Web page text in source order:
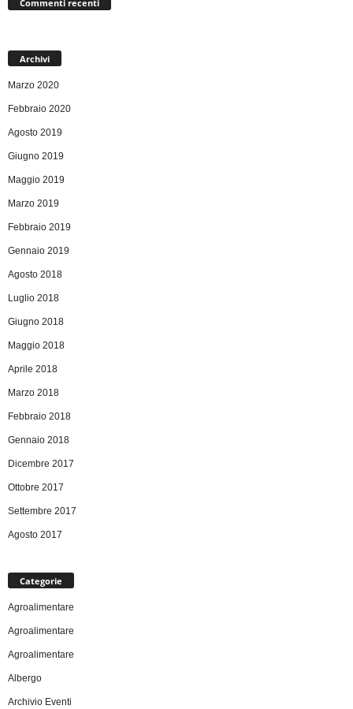
Commenti recenti
Archivi
Marzo 2020
Febbraio 2020
Agosto 2019
Giugno 2019
Maggio 2019
Marzo 2019
Febbraio 2019
Gennaio 2019
Agosto 2018
Luglio 2018
Giugno 2018
Maggio 2018
Aprile 2018
Marzo 2018
Febbraio 2018
Gennaio 2018
Dicembre 2017
Ottobre 2017
Settembre 2017
Agosto 2017
Categorie
Agroalimentare
Agroalimentare
Agroalimentare
Albergo
Archivio Eventi